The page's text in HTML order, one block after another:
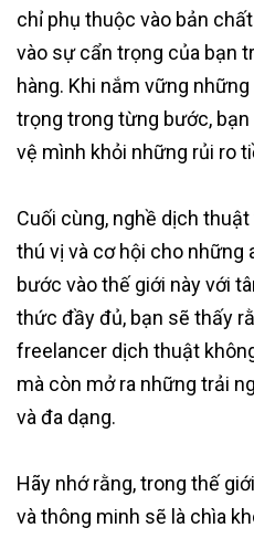
chỉ phụ thuộc vào bản
vào sự cẩn trọng của bạn
hàng. Khi nắm vững
trọng trong từng bước,
vệ mình khỏi những rủi ro
Cuối cùng, nghề dịch
thú vị và cơ hội cho những
bước vào thế giới này với
thức đầy đủ, bạn sẽ thấy
freelancer dịch thuật
mà còn mở ra những trải
và đa dạng.
Hãy nhớ rằng, trong thế
và thông minh sẽ là chìa